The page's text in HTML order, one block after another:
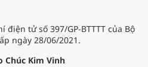
điện tử số 397/GP-BTTTT của Bộ
ngày 28/06/2021.
Chúc Kim Vinh